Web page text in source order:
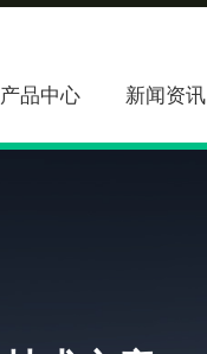
产品中心 新闻资讯